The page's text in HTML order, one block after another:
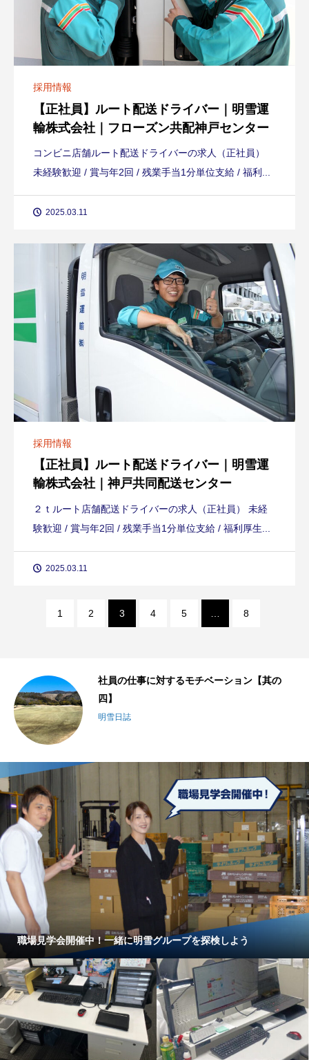
採用情報
【正社員】ルート配送ドライバー｜明雪運
輸株式会社｜フローズン共配神戸センター
コンビニ店舗ルート配送ドライバーの求人（正社員）
未経験歓迎 / 賞与年2回 / 残業手当1分単位支給 / 福利...
2025.03.11
採用情報
【正社員】ルート配送ドライバー｜明雪運
輸株式会社｜神戸共同配送センター
２ｔルート店舗配送ドライバーの求人（正社員） 未経
験歓迎 / 賞与年2回 / 残業手当1分単位支給 / 福利厚生...
2025.03.11
1 2 3 4 5 8
社員の仕事に対するモチベーション【其の
四】
明雪日誌
職場見学会開催中！一緒に明雪グループを探検しよう